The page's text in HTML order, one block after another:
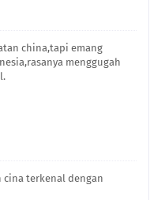
china,tapi emang
menggugah
terkenal dengan